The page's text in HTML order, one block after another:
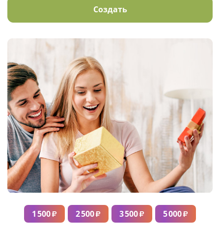
Создать
1 500₽ 2 500₽ 3 500₽ 5 000₽